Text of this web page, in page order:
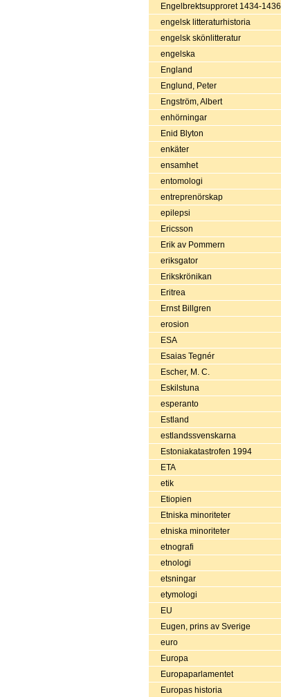
Engelbrektsupproret 1434-1436
engelsk litteraturhistoria
engelsk skönlitteratur
engelska
England
Englund, Peter
Engström, Albert
enhörningar
Enid Blyton
enkäter
ensamhet
entomologi
entreprenörskap
epilepsi
Ericsson
Erik av Pommern
eriksgator
Erikskrönikan
Eritrea
Ernst Billgren
erosion
ESA
Esaias Tegnér
Escher, M. C.
Eskilstuna
esperanto
Estland
estlandssvenskarna
Estoniakatastrofen 1994
ETA
etik
Etiopien
Etniska minoriteter
etniska minoriteter
etnografi
etnologi
etsningar
etymologi
EU
Eugen, prins av Sverige
euro
Europa
Europaparlamentet
Europas historia